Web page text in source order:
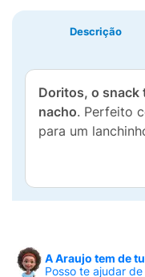
Descrição
Doritos, o snack
nacho. Perfeito
para um
A Araujo tem de
Posso te ajudar